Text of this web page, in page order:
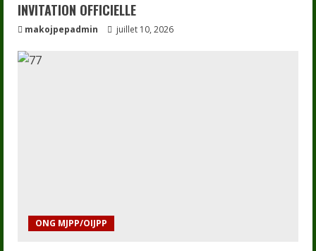
INVITATION OFFICIELLE
makojpepadmin juillet 10, 2026
ONG MJPP/OIJPP